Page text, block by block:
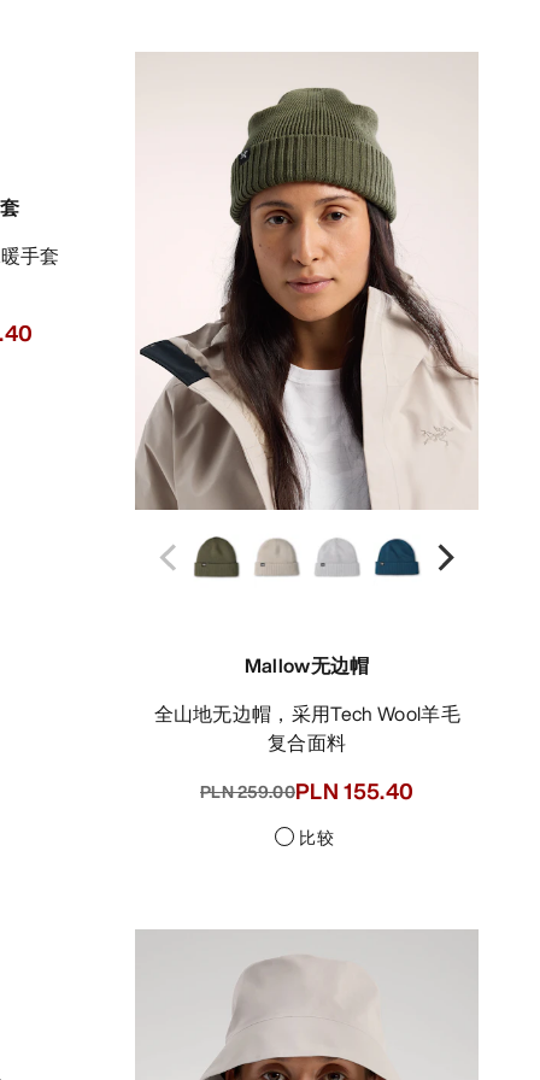
手套
Mallow无边帽
全山地无边帽，采用Tech Wool羊毛
复合面料
PLN 259.00PLN 155.40
比较